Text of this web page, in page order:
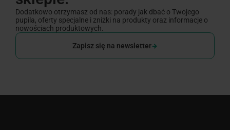
Dodatkowo otrzymasz od nas: porady jak dbać o Twojego
pupila, oferty specjalne i zniżki na produkty oraz informacje o
nowościach produktowych.
Zapisz się na newsletter